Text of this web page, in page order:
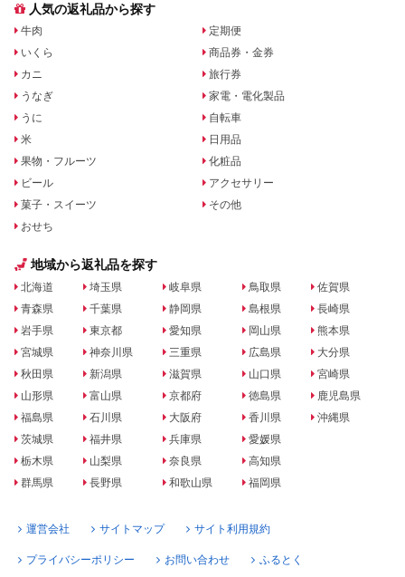
人気の返礼品から探す
牛肉
いくら
カニ
うなぎ
うに
米
果物・フルーツ
ビール
菓子・スイーツ
おせち
定期便
商品券・金券
旅行券
家電・電化製品
自転車
日用品
化粧品
アクセサリー
その他
地域から返礼品を探す
北海道
青森県
岩手県
宮城県
秋田県
山形県
福島県
茨城県
栃木県
群馬県
埼玉県
千葉県
東京都
神奈川県
新潟県
富山県
石川県
福井県
山梨県
長野県
岐阜県
静岡県
愛知県
三重県
滋賀県
京都府
大阪府
兵庫県
奈良県
和歌山県
鳥取県
島根県
岡山県
広島県
山口県
徳島県
香川県
愛媛県
高知県
福岡県
佐賀県
長崎県
熊本県
大分県
宮崎県
鹿児島県
沖縄県
運営会社 サイトマップ サイト利用規約
プライバシーポリシー お問い合わせ ふるとく